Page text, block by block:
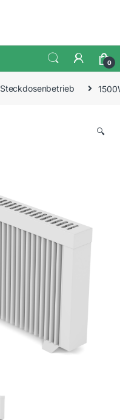
0
Steckdosenbetrieb
🔍